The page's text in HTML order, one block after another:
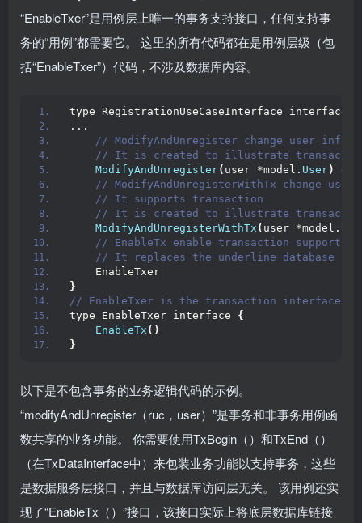
“EnableTxer”是用例层上唯一的事务支持接口，任何支持事
务的“用例”都需要它。 这里的所有代码都在是用例层级（包
括“EnableTxer”）代码，不涉及数据库内容。
type RegistrationUseCaseInterface interface
...
// ModifyAndUnregister change user
// It is created to illustrate
ModifyAndUnregister( user *model. User)
// ModifyAndUnregisterWithTx change
// It supports transaction
// It is created to illustrate
ModifyAndUnregisterWithTx ( user *model.
// EnableTx enable transaction support
// It replaces the underline database
    EnableTxer
}
// EnableTxer is the transaction interface
type EnableTxer interface {
EnableTx ()
}
以下是不包含事务的业务逻辑代码的示例。
“modifyAndUnregister（ruc，user）”是事务和非事务用例函
数共享的业务功能。 你需要使用TxBegin（）和TxEnd（）
（在TxDataInterface中）来包装业务功能以支持事务，这些
是数据服务层接口，并且与数据库访问层无关。 该用例还实
现了“EnableTx（）”接口，该接口实际上将底层数据库链接